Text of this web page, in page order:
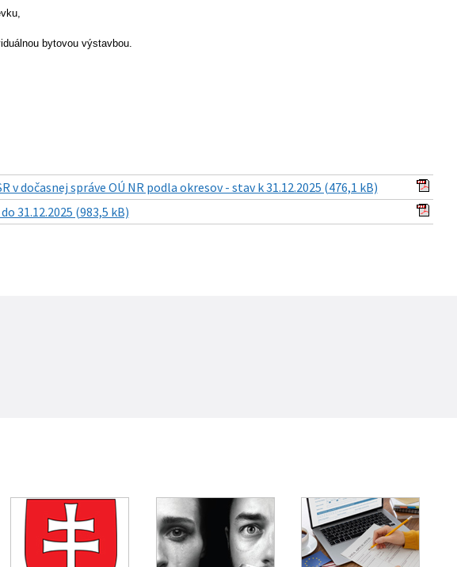
bytovou výstavbou.
dočasnej správe OÚ NR podla okresov - stav k 31.12.2025 (476,1 kB)
31.12.2025 (983,5 kB)